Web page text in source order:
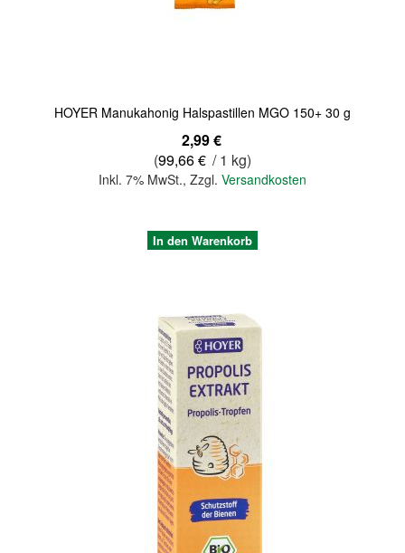
HOYER Manukahonig Halspastillen MGO 150+ 30 g
2,99 €
(99,66 € / 1 kg)
Inkl. 7% MwSt., Zzgl. Versandkosten
In den Warenkorb